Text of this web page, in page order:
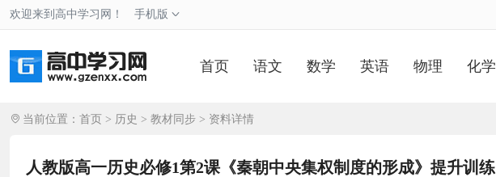
欢迎来到高中学习网！ 手机版
首页 语文 数学 英语 物理 化学
当前位置： 首页 > 历史 > 教材同步 > 资料详情
人教版高一历史必修1第2课《秦朝中央集权制度的形成》提升训练